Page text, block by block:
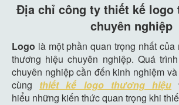
Địa chỉ công ty thiết kế logo
chuyên nghiệp
Logo là một phần quan trọng nhất của
thương hiệu chuyên nghiệp. Quá
chuyên nghiệp cần đến kinh nghiệm
cùng thiết kế logo thương hiệu
hiểu những kiến thức quan trọng khi